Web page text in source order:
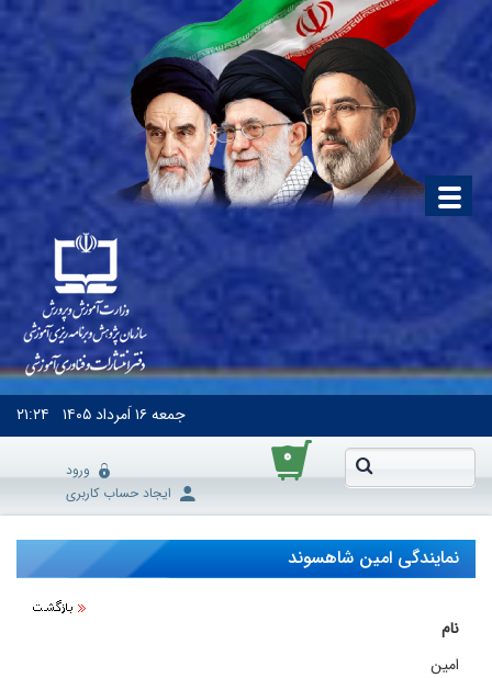
جمعه۱۶ اَمرداد ۱۴۰۵ ۲۱:۲۴
۰
ورود
ایجاد حساب کاربری
نمایندگی امین شاهسوند
نام
امین